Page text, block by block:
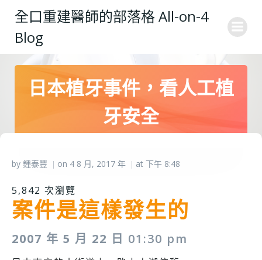
Skip
to
全口重建醫師的部落格 All-on-4
Blog
日本植牙事件，看人工植
牙安全
by 鍾泰豐 | on 4 8 月, 2017 年 | at 下午 8:48
5,842 次瀏覽
案件是這樣發生的
2007 年 5 月 22 日 01:30 pm